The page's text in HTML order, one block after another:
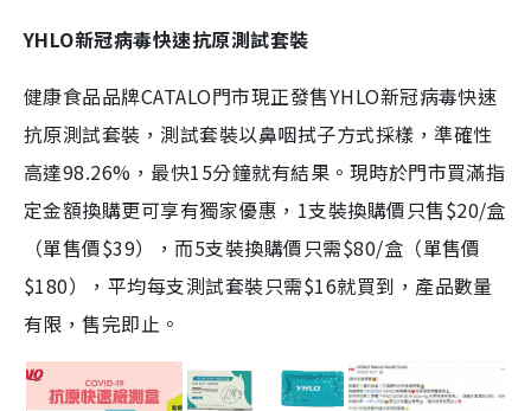
YHLO新冠病毒快速抗原測試套裝
健康食品品牌CATALO門市現正發售YHLO新冠病毒快速
抗原測試套裝，測試套裝以鼻咽拭子方式採樣，準確性
高達98.26%，最快15分鐘就有結果。現時於門市買滿指
定金額換購更可享有獨家優惠，1支裝換購價只售$20/盒
（單售價$39），而5支裝換購價只需$80/盒（單售價
$180），平均每支測試套裝只需$16就買到，產品數量
有限，售完即止。